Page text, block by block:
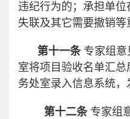
违纪行为的；承担单位
失联及其它需要撤销等
第十一条 专家组
室将项目验收名单汇
务处室录入信息系统，
第十二条 专家组